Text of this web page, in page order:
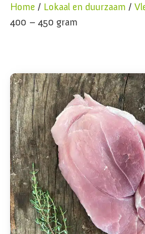
Home / Lokaal en duurzaam /
400 – 450 gram